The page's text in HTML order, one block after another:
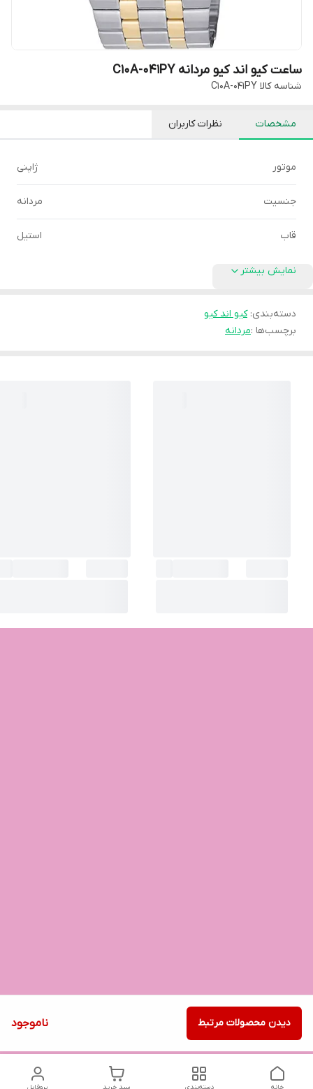
ساعت کیو اند کیو مردانه C10A-041PY
شناسه کالا C10A-041PY
ناموجود دیدن محصولات مرتبط
مشخصات نظرات کاربران
موتور ژاپنی
جنسیت مردانه
قاب استیل
نمایش بیشتر
دسته‌بندی:کیو اند کیو
برچسب‌ها :مردانه